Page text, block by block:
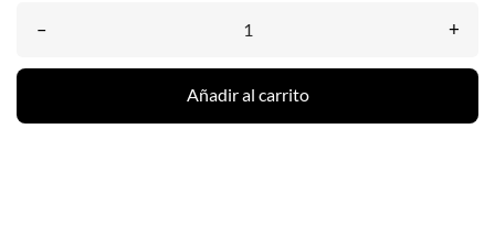
– +
Añadir al carrito